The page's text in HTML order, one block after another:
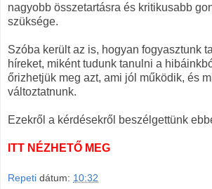
nagyobb összetartásra és kritikusabb
szüksége.
Szóba került az is, hogyan fogyasztunk
híreket, miként tudunk tanulni a
őrizhetjük meg azt, ami jól működik, és
változtatnunk.
Ezekről a kérdésekről beszélgettünk
ITT NÉZHETŐ MEG
Repeti dátum: 10:32